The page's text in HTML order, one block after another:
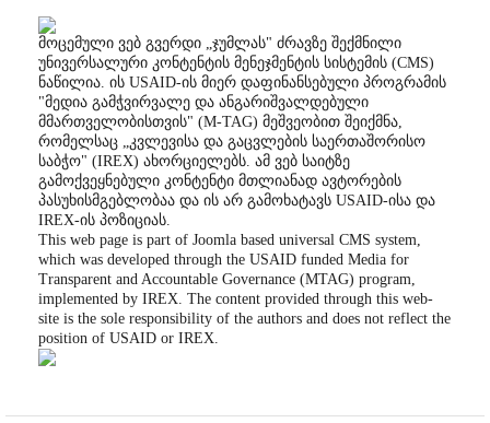
მოცემული ვებ გვერდი „ჯუმლას" ძრავზე შექმნილი
უნივერსალური კონტენტის მენეჯმენტის სისტემის (CMS)
ნაწილია. ის USAID-ის მიერ დაფინანსებული პროგრამის
"მედია გამჭვირვალე და ანგარიშვალდებული
მმართველობისთვის" (M-TAG) მეშვეობით შეიქმნა,
რომელსაც „კვლევისა და გაცვლების საერთაშორისო
საბჭო" (IREX) ახორციელებს. ამ ვებ საიტზე
გამოქვეყნებული კონტენტი მთლიანად ავტორების
პასუხისმგებლობაა და ის არ გამოხატავს USAID-ისა და
IREX-ის პოზიციას.
This web page is part of Joomla based universal CMS system,
which was developed through the USAID funded Media for
Transparent and Accountable Governance (MTAG) program,
implemented by IREX. The content provided through this web-
site is the sole responsibility of the authors and does not reflect the
position of USAID or IREX.